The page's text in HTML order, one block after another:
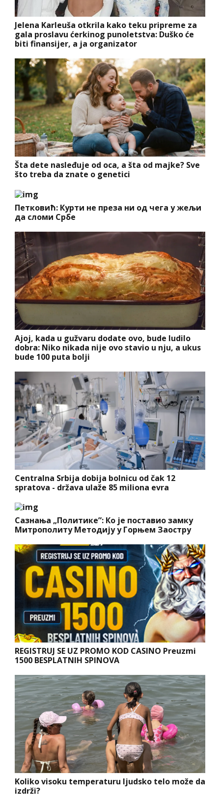
Jelena Karleuša otkrila kako teku pripreme za
gala proslavu ćerkinog punoletstva: Duško će
biti finansijer, a ja organizator
Šta dete nasleđuje od oca, a šta od majke? Sve
što treba da znate o genetici
Петковић: Курти не преза ни од чега у жељи
да сломи Србе
Ajoj, kada u gužvaru dodate ovo, bude ludilo
dobra: Niko nikada nije ovo stavio u nju, a ukus
bude 100 puta bolji
Centralna Srbija dobija bolnicu od čak 12
spratova - država ulaže 85 miliona evra
Сазнања „Политике”: Ко је поставио замку
Митрополиту Методију у Горњем Заостру
REGISTRUJ SE UZ PROMO KOD CASINO Preuzmi
1500 BESPLATNIH SPINOVA
Koliko visoku temperaturu ljudsko telo može da
izdrži?